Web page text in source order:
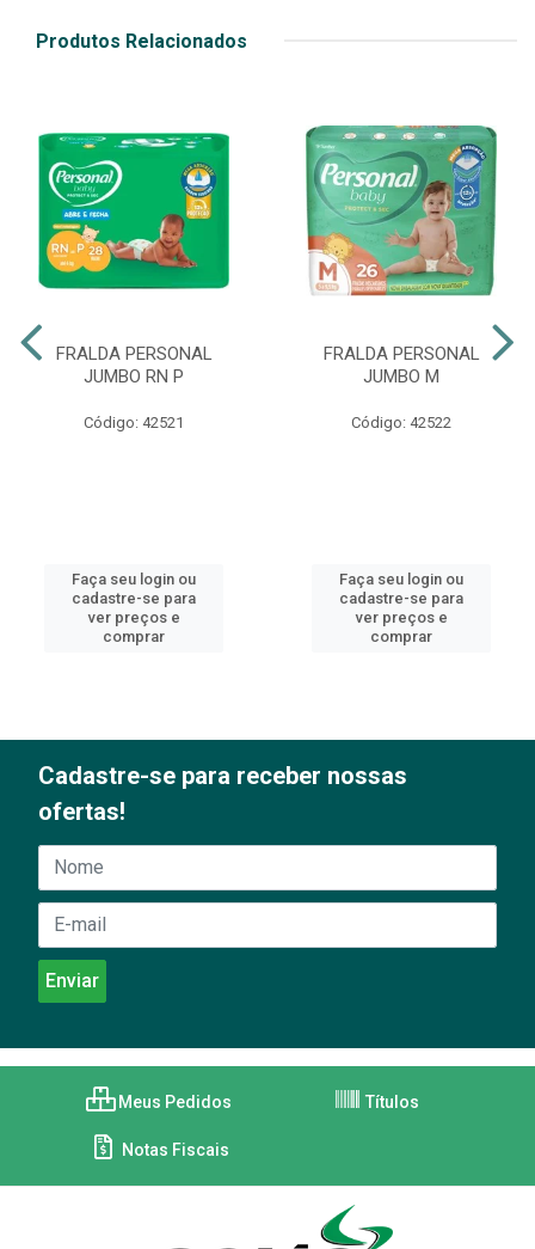
Produtos Relacionados
FRALDA PERSONAL
JUMBO RN P
Código: 42521
Faça seu login ou
cadastre-se para
ver preços e
comprar
FRALDA PERSONAL
JUMBO M
Código: 42522
Faça seu login ou
cadastre-se para
ver preços e
comprar
Cadastre-se para receber nossas
ofertas!
Meus Pedidos Títulos
Notas Fiscais